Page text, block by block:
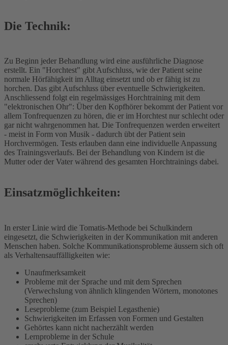
Die Technik:
Zu Beginn jeder Behandlung wird eine ausführliche Diagnose
erstellt. Ein "Horchtest" gibt Aufschluss, wie der Patient seine
normale Hörfähigkeit im Alltag einsetzt und ob er fähig ist zu
horchen. Das gibt Aufschluss über eventuelle Schwierigkeiten.
Anschliessend folgt ein regelmässiges Horchtraining mit dem
"elektronischen Ohr": Über den Kopfhörer bekommt der Patient vor
allem Tonfrequenzen zu hören, die er im Horchtest nur schlecht oder
gar nicht wahrgenommen hat. Die Tonfrequenzen werden erweitert
- meist in Form von Musik - dadurch übt der Patient sein
Horchvermögen. Tests erlauben dann eine individuelle Anpassung
des Trainingsverlaufs. Bei der Behandlung von Kindern ist die
Mutter oder der Vater während des gesamten Horchtrainings dabei.
Einsatzmöglichkeiten:
In erster Linie wird die Tomatis-Methode bei Schulkindern
eingesetzt, die Schwierigkeiten in der Kommunikation mit anderen
Menschen haben. Solche Kommunikationsprobleme äussern sich oft
als Verhaltensauffälligkeiten wie:
Unaufmerksamkeit
Probleme mit der Sprache und mit dem Sprechen
(Verwechslung von ähnlich klingenden Wörtern, monotones
Sprechen)
Leseprobleme (zum Beispiel Legasthenie)
Schwierigkeiten im Erfassen von Formen und Gestalten
Gehörtes kann nicht nacherzählt werden
Lernprobleme in der Schule